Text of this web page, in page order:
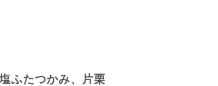
ふたつかみ、片栗